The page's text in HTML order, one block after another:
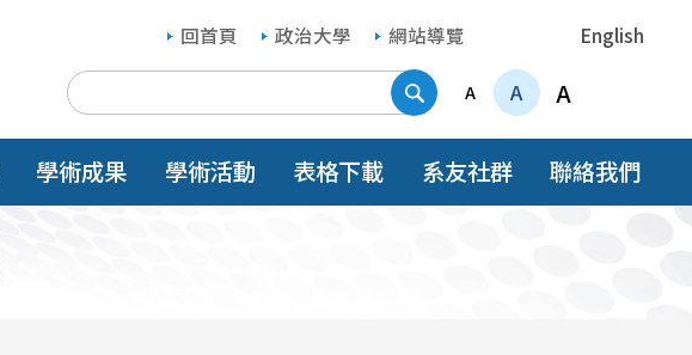
回首頁 政治大學 網站導覽 English
搜尋A A A
學術成果 學術活動 表格下載 系友社群 聯絡我們